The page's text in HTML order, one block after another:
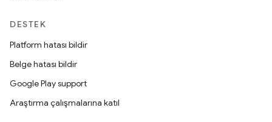
DESTEK
Platform hatası bildir
Belge hatası bildir
Google Play support
Araştırma çalışmalarına katıl